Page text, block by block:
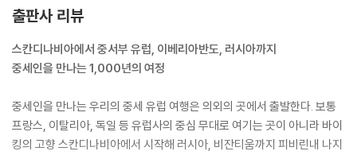
25 신명재판, 신의 뜻을 물어 죄를 가리다
세계의 신명재판
26 신성한 가난에서 깨끗한 부로, 자본주의의 문을 연 스콜라철학
가난에 대한 억압
조선이 만든 세계지도, 천하도
Part 5 근대를 향한 여정: 냉혹한 권력과 예술의 향기
출판사 리뷰
스칸디나비아에서 중서부 유럽, 이베리아반도, 러시아까지
중세인을 만나는 1,000년의 여정
중세인을 만나는 우리의 중세 유럽 여행은 의외의 곳에서 출발한다. 보통
프랑스, 이탈리아, 독일 등 유럽사의 중심 무대로 여기는 곳이 아니라 바이
킹의 고향 스칸디나비아에서 시작해 러시아, 비잔티움까지 피비린내 나지